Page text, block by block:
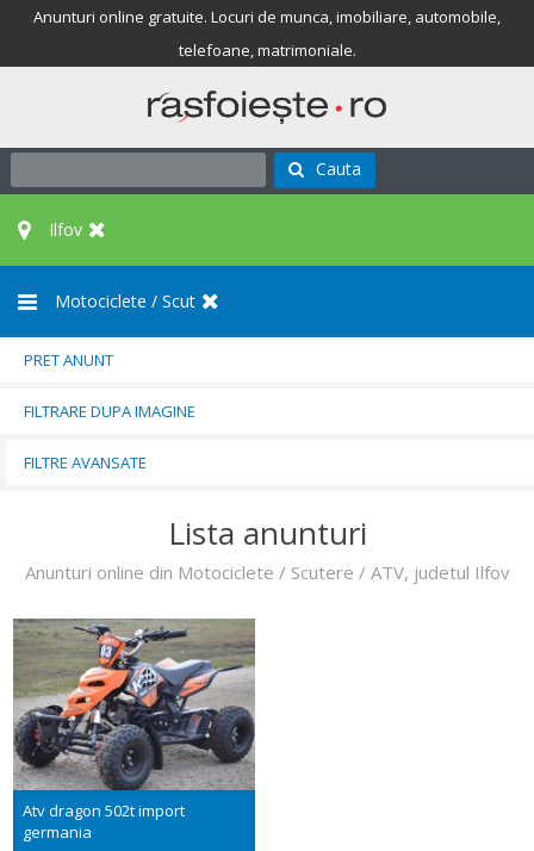
Anunturi online gratuite. Locuri de munca, imobiliare, automobile,
telefoane, matrimoniale.
Cauta
Ilfov
Motociclete / Scut
PRET ANUNT
FILTRARE DUPA IMAGINE
FILTRE AVANSATE
Lista anunturi
Anunturi online din Motociclete / Scutere / ATV, judetul Ilfov
Atv dragon 502t import
germania